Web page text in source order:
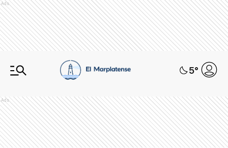
Ads
5°
Ads